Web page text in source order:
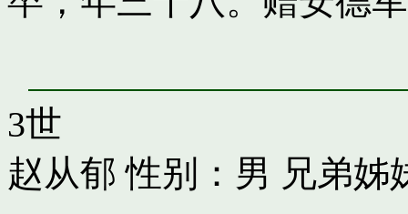
3世
赵从郁 性别：男 兄弟姊